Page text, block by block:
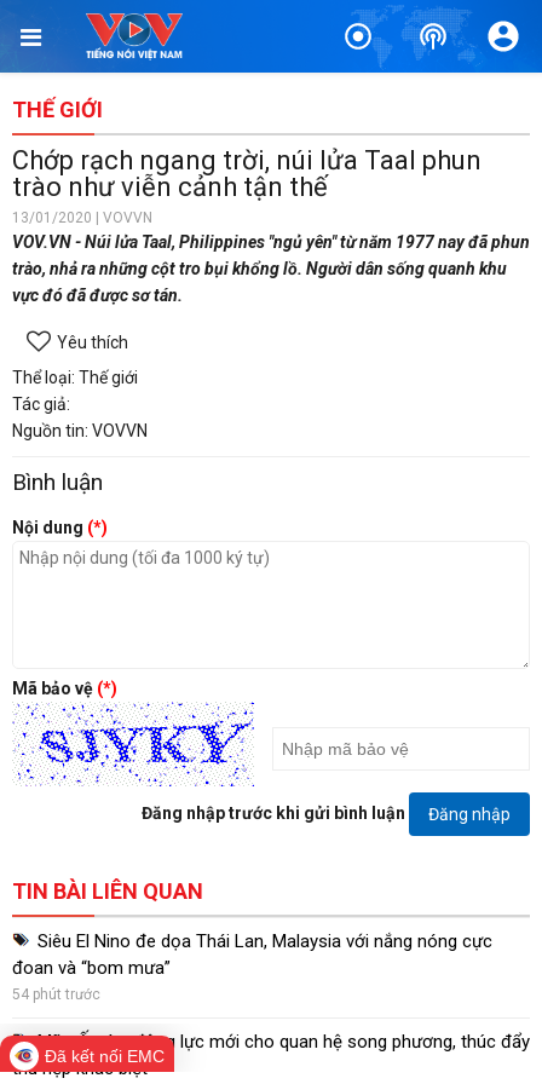
THẾ GIỚI
Chớp rạch ngang trời, núi lửa Taal phun
trào như viễn cảnh tận thế
13/01/2020 | VOVVN
VOV.VN - Núi lửa Taal, Philippines "ngủ yên" từ năm 1977 nay đã phun
trào, nhả ra những cột tro bụi khổng lồ. Người dân sống quanh khu
vực đó đã được sơ tán.
Yêu thích
Thể loại: Thế giới
Tác giả:
Nguồn tin: VOVVN
Bình luận
Nội dung (*)
Mã bảo vệ (*)
Đăng nhập trước khi gửi bình luận Đăng nhập
TIN BÀI LIÊN QUAN
Siêu El Nino đe dọa Thái Lan, Malaysia với nắng nóng cực
đoan và “bom mưa”
54 phút trước
Mỹ - Ấn tìm động lực mới cho quan hệ song phương, thúc đẩy
thu hẹp khác biệt
Đã kết nối EMC